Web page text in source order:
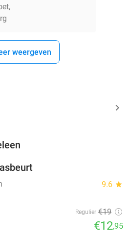
weergeven
9.6 star
Regulier €19
€12,95